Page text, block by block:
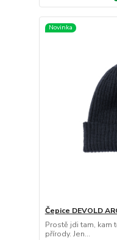
Novinka
Čepice DEVOLD
Prostě jdi tam, kam
přírody. Jen...